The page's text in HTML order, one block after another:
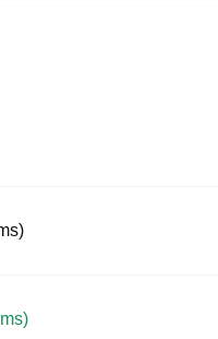
e uma variedade de
criptos, incluindo SWARMS,